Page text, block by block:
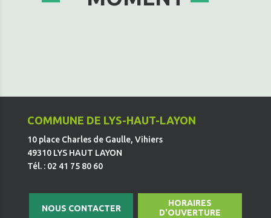
COMMUNE DE LYS-HAUT-LAYON
10 place Charles de Gaulle, Vihiers
49310 LYS HAUT LAYON
Tél. : 02 41 75 80 60
NOUS CONTACTER
HORAIRES
D'OUVERTURE